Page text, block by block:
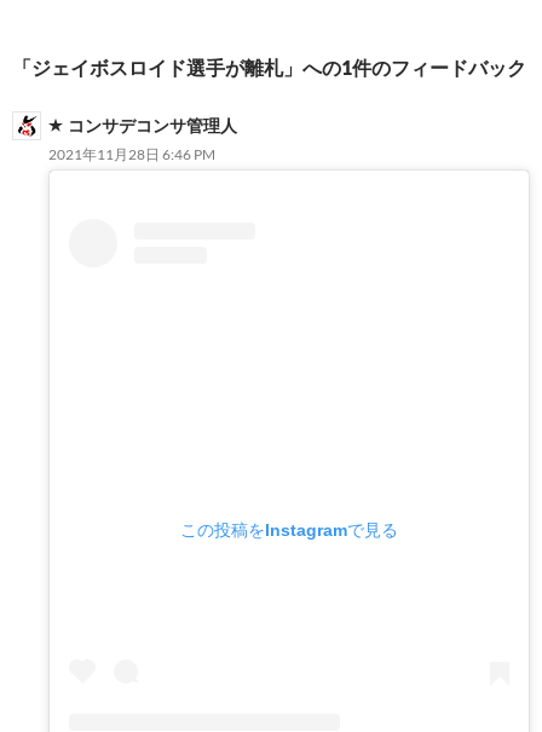
シ
ョ
ン
「ジェイボスロイド選手が離札」への1件のフィードバック
コンサデコンサ管理人
2021年11月28日 6:46 PM
この投稿をInstagramで見る